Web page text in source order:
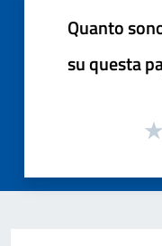
Quanto
su questa